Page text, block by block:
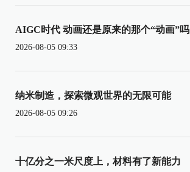
AIGC时代 动画还是原来的那个“动画”吗
2026-08-05 09:33
纳米制造，探索微观世界的无限可能
2026-08-05 09:26
十亿分之一米尺度上，材料有了新能力